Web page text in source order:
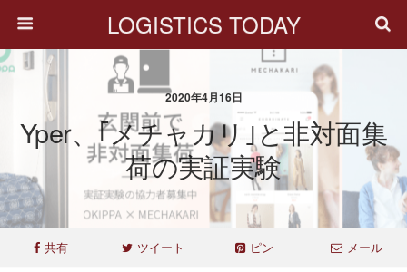
LOGISTICS TODAY
2020年4月16日
Yper、｢メチャカリ｣と非対面集
荷の実証実験
共有 ツイート ピン メール